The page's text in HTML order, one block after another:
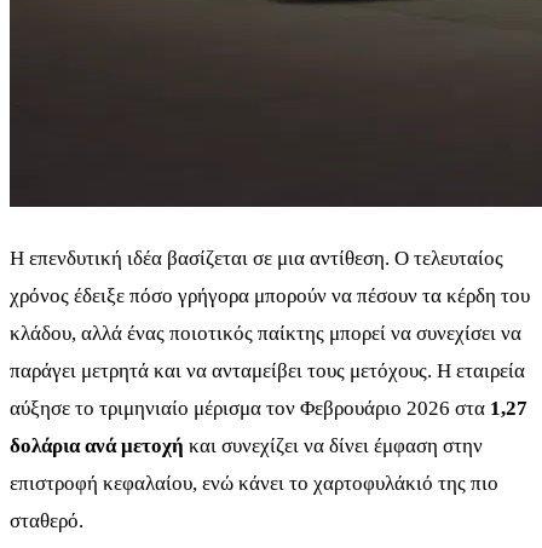
Η επενδυτική ιδέα βασίζεται σε μια αντίθεση. Ο τελευταίος
χρόνος έδειξε πόσο γρήγορα μπορούν να πέσουν τα κέρδη του
κλάδου, αλλά ένας ποιοτικός παίκτης μπορεί να συνεχίσει να
παράγει μετρητά και να ανταμείβει τους μετόχους. Η εταιρεία
αύξησε το τριμηνιαίο μέρισμα τον Φεβρουάριο 2026 στα 1,27
δολάρια ανά μετοχή και συνεχίζει να δίνει έμφαση στην
επιστροφή κεφαλαίου, ενώ κάνει το χαρτοφυλάκιό της πιο
σταθερό.